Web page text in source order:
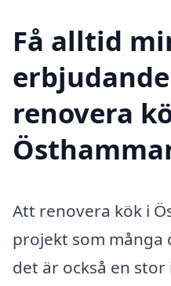
Få alltid
renovera
Att renovera kök i
projekt som många
det är också en